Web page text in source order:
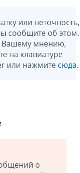
или неточность,
сообщите об этом.
Вашему мнению,
на клавиатуре
или нажмите сюда.
о